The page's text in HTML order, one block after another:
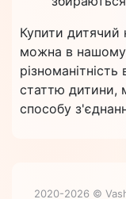
Купити дитячий
можна в нашому
статтю дитини,
способу
2020-2026 ©